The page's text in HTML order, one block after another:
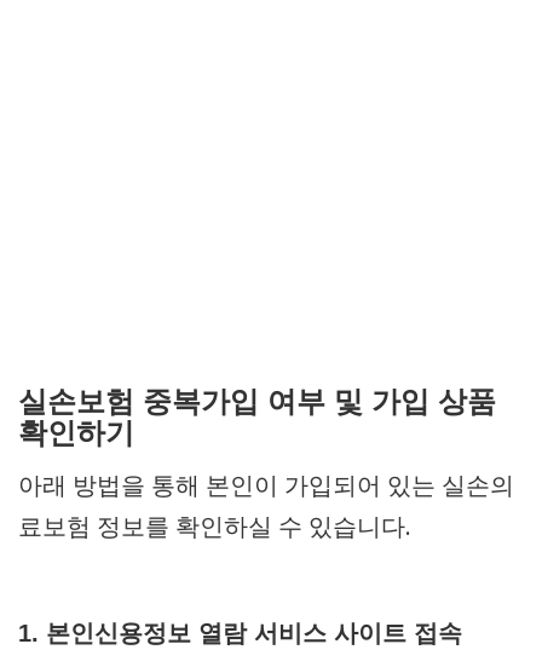
실손보험 중복가입 여부 및 가입 상품
확인하기
아래 방법을 통해 본인이 가입되어 있는 실손의
료보험 정보를 확인하실 수 있습니다.
1. 본인신용정보 열람 서비스 사이트 접속